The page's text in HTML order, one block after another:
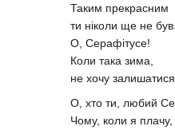
Таким прекрасним
ти ніколи ще не був.
О, Серафітусе!
Коли така зима,
не хочу
О, хто ти, любий
Чому, коли я